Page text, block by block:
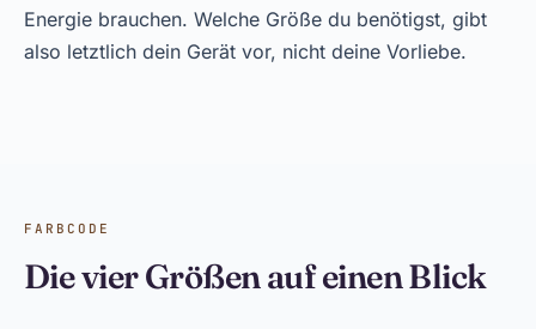
Energie brauchen. Welche Größe du benötigst, gibt
also letztlich dein Gerät vor, nicht deine Vorliebe.
FARBCODE
Die vier Größen auf einen Blick